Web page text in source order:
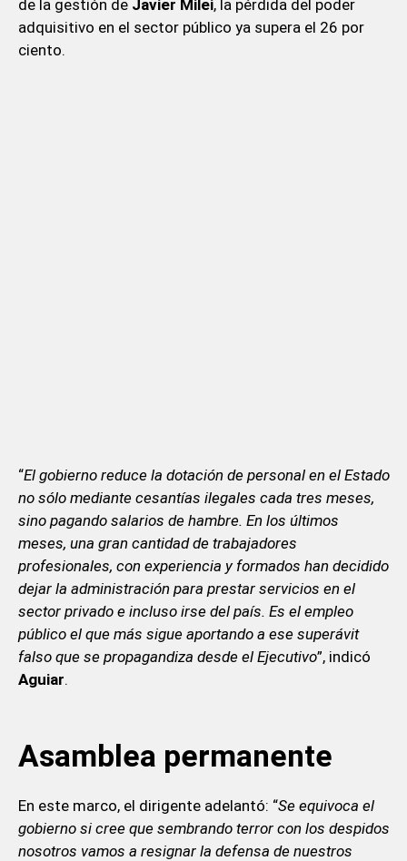
de la gestión de Javier Milei, la pérdida del poder
adquisitivo en el sector público ya supera el 26 por
ciento.
“El gobierno reduce la dotación de personal en el Estado
no sólo mediante cesantías ilegales cada tres meses,
sino pagando salarios de hambre. En los últimos
meses, una gran cantidad de trabajadores
profesionales, con experiencia y formados han decidido
dejar la administración para prestar servicios en el
sector privado e incluso irse del país. Es el empleo
público el que más sigue aportando a ese superávit
falso que se propagandiza desde el Ejecutivo”, indicó
Aguiar.
Asamblea permanente
En este marco, el dirigente adelantó: “Se equivoca el
gobierno si cree que sembrando terror con los despidos
nosotros vamos a resignar la defensa de nuestros